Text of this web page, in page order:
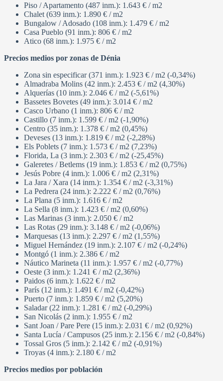
Piso / Apartamento (487 inm.): 1.643 € / m2
Chalet (639 inm.): 1.890 € / m2
Bungalow / Adosado (108 inm.): 1.479 € / m2
Casa Pueblo (91 inm.): 806 € / m2
Atico (68 inm.): 1.975 € / m2
Precios medios por zonas de Dénia
Zona sin especificar (371 inm.): 1.923 € / m2 (-0,34%)
Almadraba Molins (42 inm.): 2.453 € / m2 (4,30%)
Alquerías (10 inm.): 2.046 € / m2 (-5,61%)
Bassetes Bovetes (49 inm.): 3.014 € / m2
Casco Urbano (1 inm.): 806 € / m2
Castillo (7 inm.): 1.599 € / m2 (-1,90%)
Centro (35 inm.): 1.378 € / m2 (0,45%)
Deveses (13 inm.): 1.819 € / m2 (-2,28%)
Els Poblets (7 inm.): 1.573 € / m2 (7,23%)
Florida, La (3 inm.): 2.303 € / m2 (-25,45%)
Galeretes / Betlems (19 inm.): 1.853 € / m2 (0,75%)
Jesús Pobre (4 inm.): 1.006 € / m2 (2,31%)
La Jara / Xara (14 inm.): 1.354 € / m2 (-3,31%)
La Pedrera (24 inm.): 2.222 € / m2 (0,76%)
La Plana (5 inm.): 1.616 € / m2
La Sella (8 inm.): 1.423 € / m2 (0,60%)
Las Marinas (3 inm.): 2.050 € / m2
Las Rotas (29 inm.): 3.148 € / m2 (-0,06%)
Marquesas (13 inm.): 2.297 € / m2 (1,55%)
Miguel Hernández (19 inm.): 2.107 € / m2 (-0,24%)
Montgó (1 inm.): 2.386 € / m2
Náutico Marineta (11 inm.): 1.957 € / m2 (-0,77%)
Oeste (3 inm.): 1.241 € / m2 (2,36%)
Paidos (6 inm.): 1.622 € / m2
París (12 inm.): 1.491 € / m2 (-0,42%)
Puerto (7 inm.): 1.859 € / m2 (5,20%)
Saladar (22 inm.): 1.281 € / m2 (-0,29%)
San Nicolás (2 inm.): 1.955 € / m2
Sant Joan / Pare Pere (15 inm.): 2.031 € / m2 (0,92%)
Santa Lucía / Campusos (25 inm.): 2.156 € / m2 (-0,84%)
Tossal Gros (5 inm.): 2.142 € / m2 (-0,91%)
Troyas (4 inm.): 2.180 € / m2
Precios medios por población